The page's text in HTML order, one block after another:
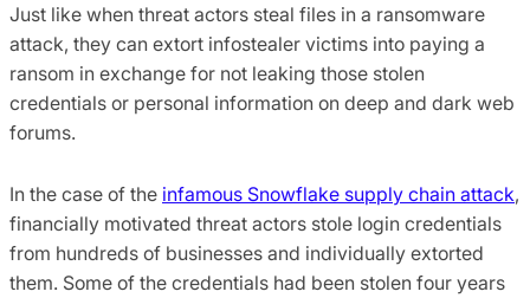
Just like when threat actors steal files in a ransomware
attack, they can extort infostealer victims into paying a
ransom in exchange for not leaking those stolen
credentials or personal information on deep and dark web
forums.
In the case of the infamous Snowflake supply chain attack,
financially motivated threat actors stole login credentials
from hundreds of businesses and individually extorted
them. Some of the credentials had been stolen four years